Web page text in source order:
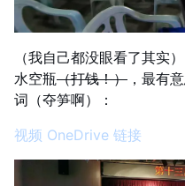
（我自己都没眼看了其实
水空瓶（打钱！） ，最有
词（夺笋啊）：
视频 OneDrive 链接